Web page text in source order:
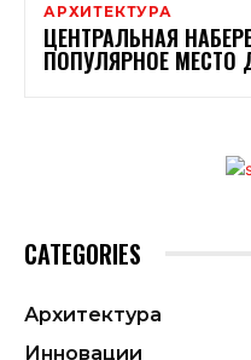
АРХИТЕКТУРА
ЦЕНТРАЛЬНАЯ
ПОПУЛЯРНОЕ МЕСТО
CATEGORIES
Архитектура
Инновации